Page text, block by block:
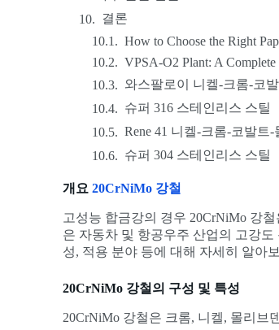
결론
How to Choose the Right
VPSA-O2 Plant: A
와스팔로이 니켈-크롬-코
슈퍼 316 스테인리스 스틸
Rene 41 니켈-크롬-코발트
슈퍼 304 스테인리스 스틸
개요20CrNiMo 강철
고성능 합금강의 경우 20CrNiMo 강
은 자동차 및 항공우주 산업의 고강
성, 적용 분야 등에 대해 자세히 알아
20CrNiMo 강철의 구성 및 특성
20CrNiMo 강철은 크롬, 니켈, 몰리브